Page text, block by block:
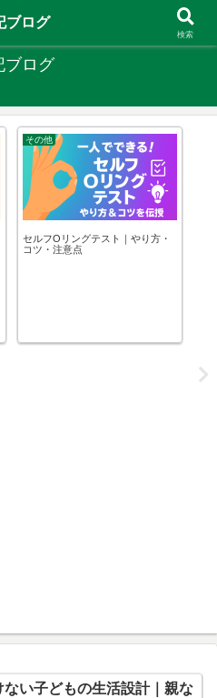
なら やってみたら？
ブログ
その他
セルフOリングテスト｜やり方・
コツ・注意点
ない子どもの生活設計｜親な
ブログ
検索